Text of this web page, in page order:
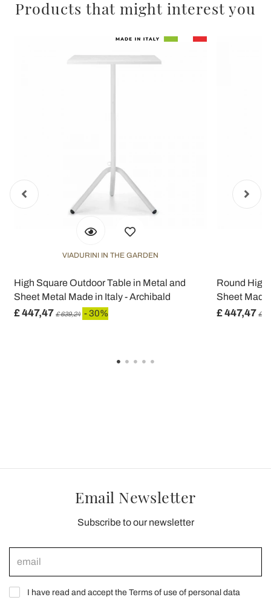
Products that might interest you
VIADURINI IN THE GARDEN
High Square Outdoor Table in Metal and
Sheet Metal Made in Italy - Archibald
£ 447,47 £ 639,24 - 30%
Round High
Sheet
£ 447,47 £
Email Newsletter
Subscribe to our newsletter
I have read and accept the Terms of use of personal data